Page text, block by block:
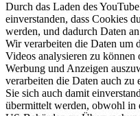
Durch das Laden des
einverstanden, dass Cookies
werden, und dadurch Daten
Wir verarbeiten die Daten um
Videos analysieren zu
Werbung und Anzeigen
verarbeiten die Daten auch
Sie sich auch damit
übermittelt werden, obwohl in